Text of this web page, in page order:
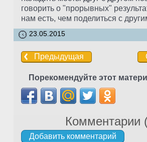
говорить о "прорывных"
нам есть, чем поделиться с
23.05.2015
Предыдущая
Порекомендуйте этот
Комментарии